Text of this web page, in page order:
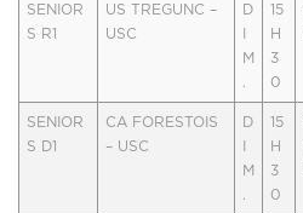
SENIOR
S R1
US TREGUNC –
USC
D
M
.
15
H
3
0
SENIOR
S D1
CA FORESTOIS
– USC
D
M
15
H
3
0